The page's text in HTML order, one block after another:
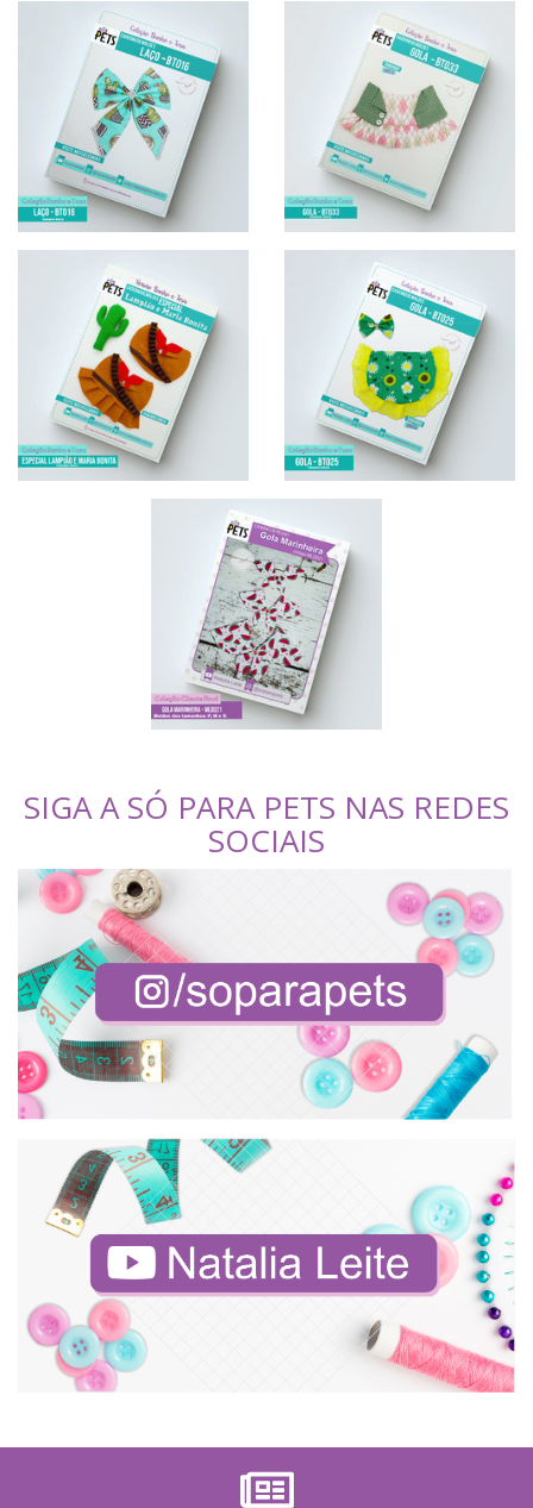
SIGA A SÓ PARA PETS NAS REDES
SOCIAIS